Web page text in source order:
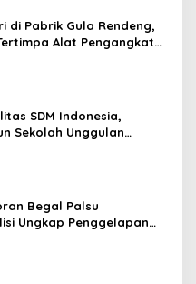
di Pabrik Gula Rendeng,
Alat Pengangkat
SDM Indonesia,
Sekolah Unggulan
Terbaik Dunia
Begal Palsu
Ungkap Penggelapan
untuk Crypto